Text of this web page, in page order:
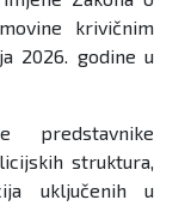
krivičnim
2026. godine u
predstavnike
struktura,
uključenih u